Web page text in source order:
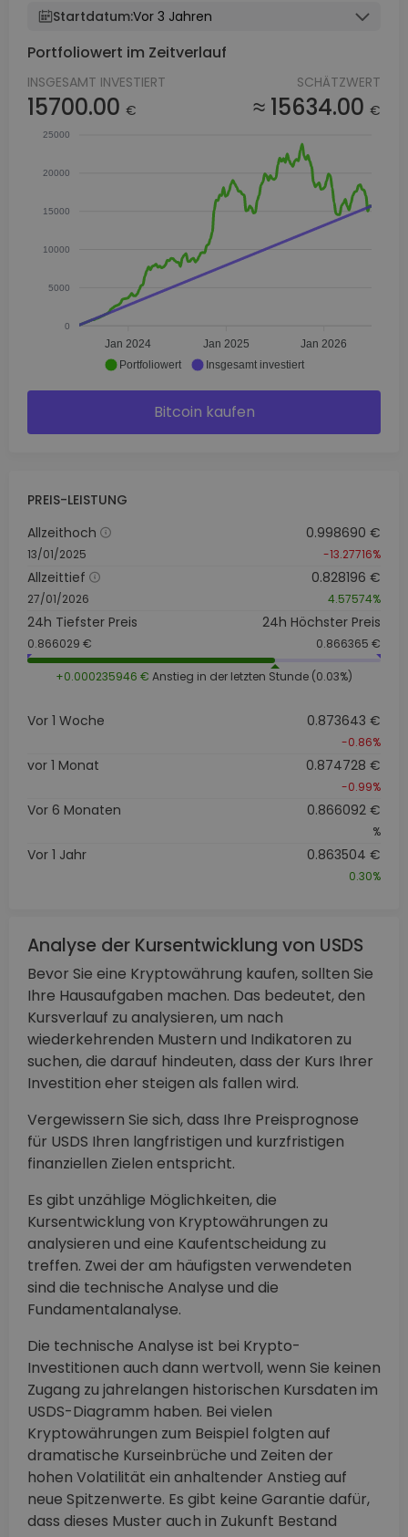
Startdatum:Vor 3 Jahren
Portfoliowert im Zeitverlauf
INSGESAMT INVESTIERT
15700.00 €
SCHÄTZWERT
≈ 15634.00 €
25000
20000
15000
10000
5000
0
Jan 2024 Jan 2025 Jan 2026
Portfoliowert Insgesamt investiert
Bitcoin kaufen
PREIS-LEISTUNG
Allzeithoch
13/01/2025
0.998690 €
-13.27716%
Allzeittief
27/01/2026
0.828196 €
4.57574%
24h Tiefster Preis
0.866029 €
24h Höchster Preis
0.866365 €
+0.000235946 € Anstieg in der letzten Stunde (0.03%)
Vor 1 Woche 0.873643 €
-0.86%
vor 1 Monat 0.874728 €
-0.99%
Vor 6 Monaten 0.866092 €
%
Vor 1 Jahr 0.863504 €
0.30%
Analyse der Kursentwicklung von USDS
Bevor Sie eine Kryptowährung kaufen, sollten Sie
Ihre Hausaufgaben machen. Das bedeutet, den
Kursverlauf zu analysieren, um nach
wiederkehrenden Mustern und Indikatoren zu
suchen, die darauf hindeuten, dass der Kurs Ihrer
Investition eher steigen als fallen wird.
Vergewissern Sie sich, dass Ihre Preisprognose
für USDS Ihren langfristigen und kurzfristigen
finanziellen Zielen entspricht.
Es gibt unzählige Möglichkeiten, die
Kursentwicklung von Kryptowährungen zu
analysieren und eine Kaufentscheidung zu
treffen. Zwei der am häufigsten verwendeten
sind die technische Analyse und die
Fundamentalanalyse.
Die technische Analyse ist bei Krypto-
Investitionen auch dann wertvoll, wenn Sie keinen
Zugang zu jahrelangen historischen Kursdaten im
USDS-Diagramm haben. Bei vielen
Kryptowährungen zum Beispiel folgten auf
dramatische Kurseinbrüche und Zeiten der
hohen Volatilität ein anhaltender Anstieg auf
neue Spitzenwerte. Es gibt keine Garantie dafür,
dass dieses Muster auch in Zukunft Bestand